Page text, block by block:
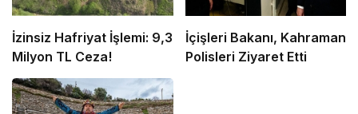
İzinsiz Hafriyat İşlemi: 9,3
Milyon TL Ceza!
İçişleri Bakanı, Kahraman
Polisleri Ziyaret Etti